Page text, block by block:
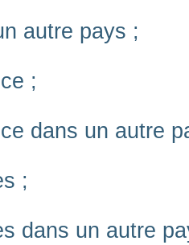
autre pays ;
;
dans un autre
;
dans un autre